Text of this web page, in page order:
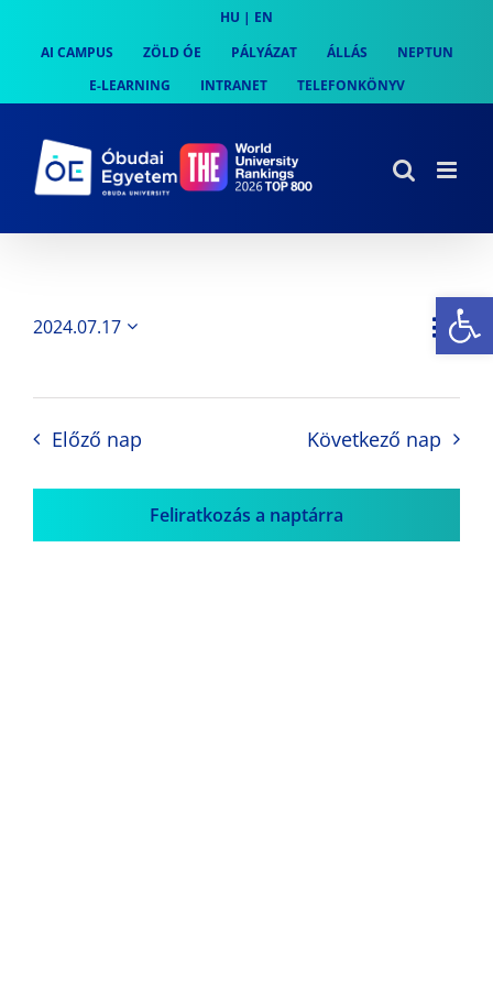
content
HU | EN
AI CAMPUS
ZÖLD ÓE PÁLYÁZAT ÁLLÁS
NEPTUN
E-LEARNING
INTRANET TELEFONKÖNYV
Nap
2024.07.17
Előző nap Következő nap
Feliratkozás a naptárra